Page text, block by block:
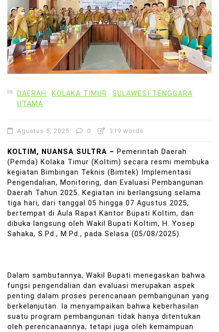
In DAERAH KOLAKA TIMUR
SULAWESI TENGGARA
UTAMA
Agustus 5, 2025 0 319 words
KOLTIM, NUANSA SULTRA – Pemerintah Daerah
(Pemda) Kolaka Timur (Koltim) secara resmi membuka
kegiatan Bimbingan Teknis (Bimtek) Implementasi
Pengendalian, Monitoring, dan Evaluasi Pembangunan
Daerah Tahun 2025. Kegiatan ini berlangsung selama
tiga hari, dari tanggal 05 hingga 07 Agustus 2025,
bertempat di Aula Rapat Kantor Bupati Koltim, dan
dibuka langsung oleh Wakil Bupati Koltim, H. Yosep
Sahaka, S.Pd., M.Pd., pada Selasa (05/08/2025).
Dalam sambutannya, Wakil Bupati menegaskan bahwa
fungsi pengendalian dan evaluasi merupakan aspek
penting dalam proses perencanaan pembangunan yang
berkelanjutan. Ia menyampaikan bahwa keberhasilan
suatu program pembangunan tidak hanya ditentukan
oleh perencanaannya, tetapi juga oleh kemampuan